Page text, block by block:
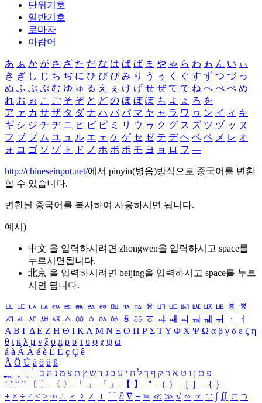
단위기호
일반기호
로마자
아랍어
あ ぁ か が さ ざ た だ な は ば ぱ ま や ゃ ら わ ゎ ん い ぃ
き ぎ し じ ち ぢ に ひ び ぴ み り う ぅ く ぐ す ず つ づ っ
ぬ ふ ぶ ぷ む ゆ ゅ る え ぇ け げ せ ぜ て で ね へ べ ぺ め
れ お ぉ こ ご そ ぞ と ど の ほ ぼ ぽ も よ ょ ろ を
ア ァ カ サ ザ タ ダ ナ ハ バ パ マ ヤ ャ ラ ワ ヮ ン イ ィ キ
ギ シ ジ チ ヂ ニ ヒ ビ ピ ミ リ ウ ゥ ク グ ス ズ ツ ヅ ッ ヌ
フ ブ プ ム ユ ュ ル エ ェ ケ ゲ セ ゼ テ デ ヘ ベ ペ メ レ オ
ォ コ ゴ ソ ゾ ト ド ノ ホ ボ ポ モ ヨ ョ ロ ヲ ―
http://chineseinput.net/에서 pinyin(병음)방식으로 중국어를 변환
할 수 있습니다.
변환된 중국어를 복사하여 사용하시면 됩니다.
예시)
中文 을 입력하시려면 zhongwen을 입력하시고 space를
누르시면됩니다.
北京 을 입력하시려면 beijing을 입력하시고 space를 누르
시면 됩니다.
ㅥ ㅦ ㅧ ㅨ ㅩ ㅪ ㅫ ㅬ ㅭ ㅮ ㅯ ㅰ ㅱ ㅲ ㅳ ㅴ ㅵ ㅶ ㅷ ㅸ
ㅹ
ㅺ ㅻ ㅼ ㅽ ㅾ ㅿ ㆀ ㆁ ㆂ ㆃ ㆄ ㆅ ㆆ ㆇ ㆈ ㆉ ㆊ ㆋ ㆌ ㆍ
ㆎ
Α Β ΓΔ Ε Ζ Η Θ Ι ΚΛ Μ Ν Ξ Ο Π Ρ Σ ΤΥ Φ Χ Ψ Ω α β γ δ ε ζ η
θ ι κ λ μ ν ξ ο π ρ σ τ υ φ χ ψ ω
á à Á À é è É È ç Ç ê
Ä Ö Ü ä ö ü ß
ִֶֹ ֻּ ׁׂ פ ם ן ו ט א ר ק ף ך ל ח י ע כ ג ד ש ץ ת צ מ נ ה ב
‘ ’ “ ” 〔 〕 〈 〉 「 」 『 』 【 】 ＂ （ ） ［ ］ ｛ ｝
± × ÷ ≠ ≤ ≥ ∞ ∴ ♂ ♀ ∠ ⊥ ⌒ ∂ ∇ ≡ ≒ ≪ ≫ √ ∽ ∝ ∵ ∫ ∬ ∈ ∋